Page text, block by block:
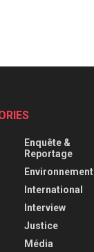
Enquête &
Reportage
Environnement
International
Interview
Justice
Média